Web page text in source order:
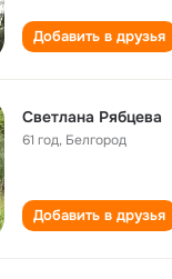
Добавить в друзья
Светлана Рябцева
61 год, Белгород
Добавить в друзья